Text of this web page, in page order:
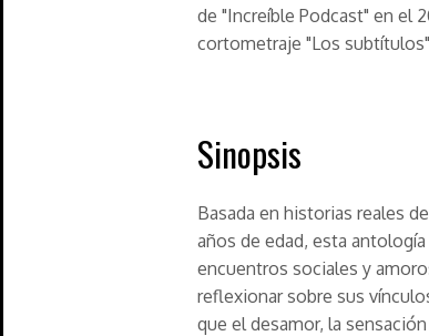
de "Increíble Podcast" en el
cortometraje "Los
Sinopsis
Basada en historias reales
años de edad, esta
encuentros sociales y
reflexionar sobre sus
que el desamor, la